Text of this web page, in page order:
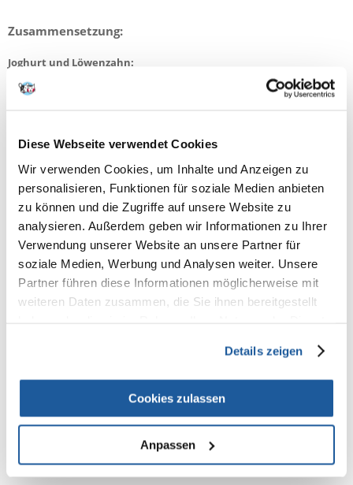
Diese Webseite verwendet Cookies
Wir verwenden Cookies, um Inhalte und Anzeigen zu
personalisieren, Funktionen für soziale Medien anbieten
zu können und die Zugriffe auf unsere Website zu
analysieren. Außerdem geben wir Informationen zu Ihrer
Verwendung unserer Website an unsere Partner für
soziale Medien, Werbung und Analysen weiter. Unsere
Partner führen diese Informationen möglicherweise mit
weiteren Daten zusammen, die Sie ihnen bereitgestellt
Details zeigen
Cookies zulassen
Anpassen
Zusammensetzung:
Joghurt und Löwenzahn:
Weizen, Flachs, Weizenmehl, pflanzliches Fett und Öl, Zucker,
Gemüse:
Weizenmehl, Weizen, getrocknete Karotten, geschälter Hafer, Mais,
getrocknete Rote Bete, getrocknete Kartoffeln, getrockneter Lauch,
Petersilienblätter, Hefe
Apfel:
getrocknete Äpfel, Weizen, Weizenmehl, geschälter Hafer, Heu, rotes
geschälter Hafer, Weizenflocken, getrocknete Holunderbeeren,
Leinsamen, Maismehl
Brokkoli: